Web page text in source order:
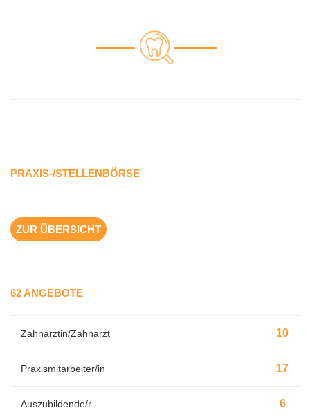
PRAXIS-/STELLENBÖRSE
ZUR ÜBERSICHT
62 ANGEBOTE
Zahnärztin/Zahnarzt 10
Praxismitarbeiter/in 17
Auszubildende/r 6